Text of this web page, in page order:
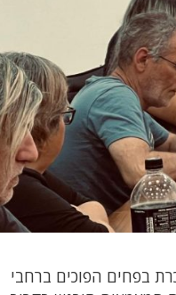
בפחים הפוכים ברחבי